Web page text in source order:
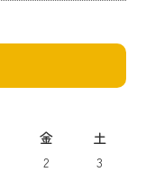
金
土
2
3